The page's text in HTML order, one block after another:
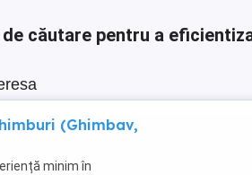
căutare pentru a
(Ghimbav,
minim în